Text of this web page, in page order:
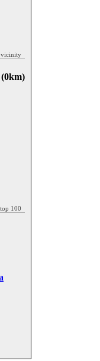
vicinity
(0km)
top 100